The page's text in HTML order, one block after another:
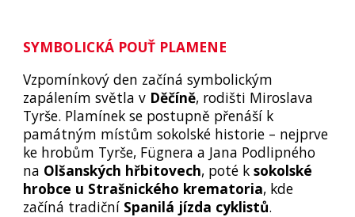
SYMBOLICKÁ POUŤ PLAMENE
Vzpomínkový den začíná symbolickým
zapálením světla v Děčíně, rodišti Miroslava
Tyrše. Plamínek se postupně přenáší k
památným místům sokolské historie – nejprve
ke hrobům Tyrše, Fügnera a Jana Podlipného
na Olšanských hřbitovech, poté ksokolské
hrobce u Strašnického krematoria, kde
začíná tradiční Spanilá jízda cyklistů.